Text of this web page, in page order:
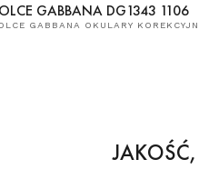
GABBANA DG1343 1106
GABBANA OKULARY